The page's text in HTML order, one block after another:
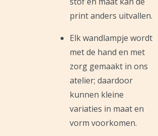
print anders uitvallen.
Elk wandlampje wordt
met de hand en met
zorg gemaakt in ons
atelier; daardoor
kunnen kleine
variaties in maat en
vorm voorkomen.